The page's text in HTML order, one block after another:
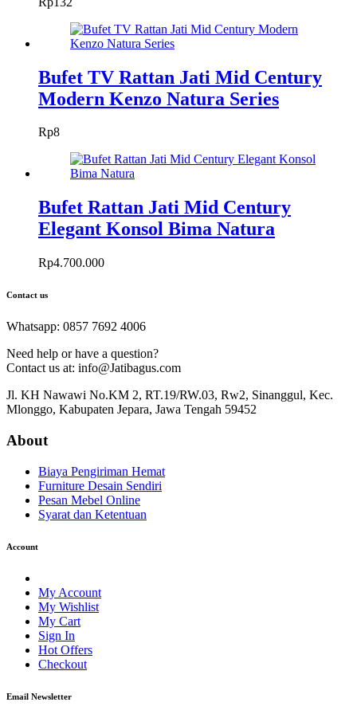
Bufet TV Rattan Jati Mid Century
Modern Kenzo Natura Series
Rp8
Bufet Rattan Jati Mid Century
Elegant Konsol Bima Natura
Rp4.700.000
Contact us
Whatsapp: 0857 7692 4006
Need help or have a question?
Contact us at: info@Jatibagus.com
Jl. KH Nawawi No.KM 2, RT.19/RW.03, Rw2, Sinanggul, Kec.
Mlonggo, Kabupaten Jepara, Jawa Tengah 59452
About
Biaya Pengiriman Hemat
Furniture Desain Sendiri
Pesan Mebel Online
Syarat dan Ketentuan
Account
My Account
My Wishlist
My Cart
Sign In
Hot Offers
Checkout
Email Newsletter